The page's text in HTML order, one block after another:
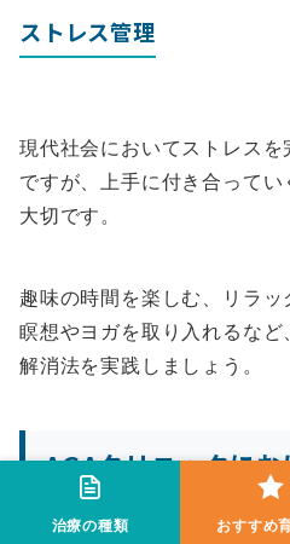
治療の種類 おすすめ
ストレス管理
現代社会においてストレス
ですが、上手に付き合って
大切です。
趣味の時間を楽しむ、リラッ
瞑想やヨガを取り入れるな
解消法を実践しましょう。
AGAクリニックに